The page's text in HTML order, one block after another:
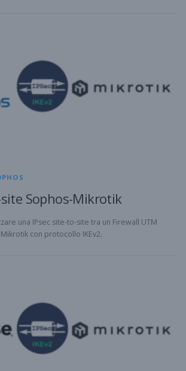
Sophos-Mikrotik
una IPsec site-to-site tra un Firewall UTM
con protocollo IKEv2.